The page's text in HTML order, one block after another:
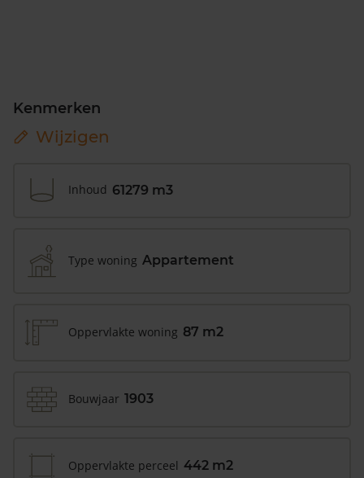
Kenmerken
Wijzigen
Inhoud 61279 m3
Type woning Appartement
Oppervlakte woning 87 m2
Bouwjaar 1903
Oppervlakte perceel 442 m2